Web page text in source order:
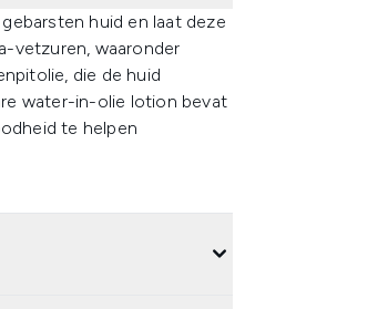
huid en laat deze
vetzuren, waaronder
die de huid
water-in-olie lotion bevat
te helpen